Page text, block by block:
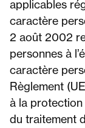
applicables
caractère
2 août 2002
personnes à
caractère
Règlement
à la protection
du traitement